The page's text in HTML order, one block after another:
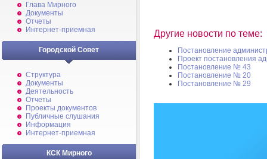
Глава Мирного
Документы
Отчеты
Интернет-приемная
Городской Совет
Структура
Документы
Деятельность
Отчеты
Проекты документов
Публичные слушания
Информация
Интернет-приемная
КСК Мирного
Другие новости по теме:
Постановление
Проект постановления
Постановление № 43
Постановление № 20
Постановление № 29